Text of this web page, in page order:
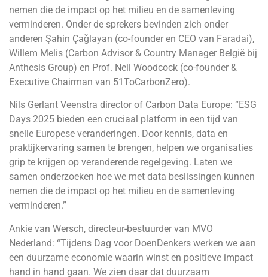
nemen die de impact op het milieu en de samenleving
verminderen. Onder de sprekers bevinden zich onder
anderen Şahin Çaǧlayan (co-founder en CEO van Faradai),
Willem Melis (Carbon Advisor & Country Manager België bij
Anthesis Group) en Prof. Neil Woodcock (co-founder &
Executive Chairman van 51ToCarbonZero).
Nils Gerlant Veenstra director of Carbon Data Europe: “ESG
Days 2025 bieden een cruciaal platform in een tijd van
snelle Europese veranderingen. Door kennis, data en
praktijkervaring samen te brengen, helpen we organisaties
grip te krijgen op veranderende regelgeving. Laten we
samen onderzoeken hoe we met data beslissingen kunnen
nemen die de impact op het milieu en de samenleving
verminderen.”
Ankie van Wersch, directeur-bestuurder van MVO
Nederland: “Tijdens Dag voor DoenDenkers werken we aan
een duurzame economie waarin winst en positieve impact
hand in hand gaan. We zien daar dat duurzaam